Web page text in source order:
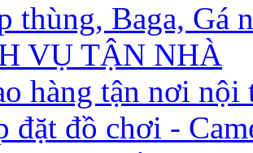
thùng, Baga, Gá
VỤ TẬN NHÀ
hàng tận nơi nội
đặt đồ chơi -